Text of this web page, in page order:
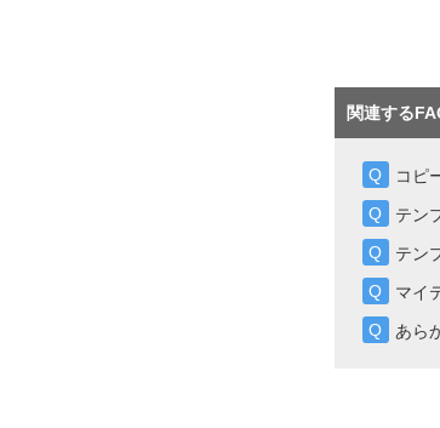
関連する
コピ
テン
テン
マイ
あら